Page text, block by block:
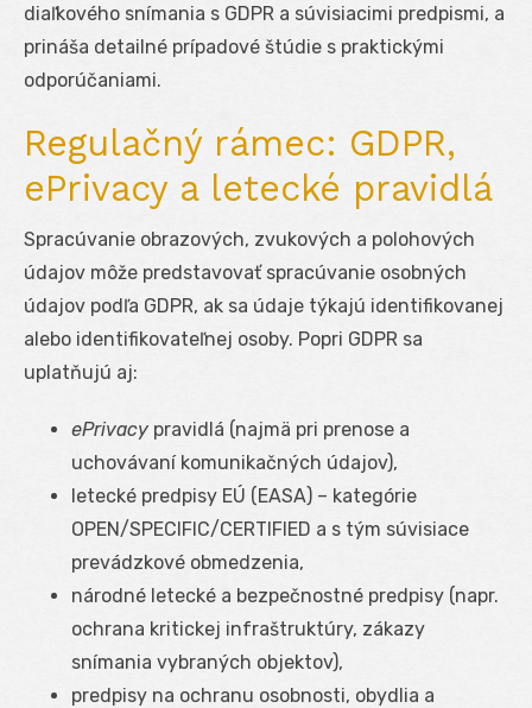
diaľkového snímania s GDPR a súvisiacimi predpismi, a
prináša detailné prípadové štúdie s praktickými
odporúčaniami.
Regulačný rámec: GDPR,
ePrivacy a letecké pravidlá
Spracúvanie obrazových, zvukových a polohových
údajov môže predstavovať spracúvanie osobných
údajov podľa GDPR, ak sa údaje týkajú identifikovanej
alebo identifikovateľnej osoby. Popri GDPR sa
uplatňujú aj:
ePrivacy pravidlá (najmä pri prenose a
uchovávaní komunikačných údajov),
letecké predpisy EÚ (EASA) – kategórie
OPEN/SPECIFIC/CERTIFIED a s tým súvisiace
prevádzkové obmedzenia,
národné letecké a bezpečnostné predpisy (napr.
ochrana kritickej infraštruktúry, zákazy
snímania vybraných objektov),
predpisy na ochranu osobnosti, obydlia a